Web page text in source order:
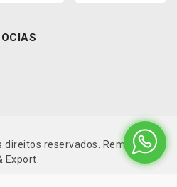
reservados. Rema Import
Export.